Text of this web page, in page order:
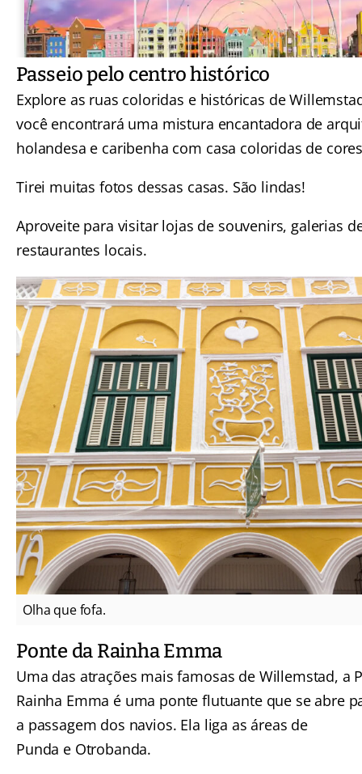
Passeio pelo centro histórico
Explore as ruas coloridas e históricas de
você encontrará uma mistura encantadora de
holandesa e caribenha com casa coloridas de
Tirei muitas fotos dessas casas. São lindas!
Aproveite para visitar lojas de souvenirs, galerias
restaurantes locais.
Olha que fofa.
Ponte da Rainha Emma
Uma das atrações mais famosas de Willemstad, a
Rainha Emma é uma ponte flutuante que se abre
a passagem dos navios. Ela liga as áreas de
Punda e Otrobanda.